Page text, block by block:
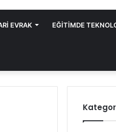
EVRAK EĞİTİMDE